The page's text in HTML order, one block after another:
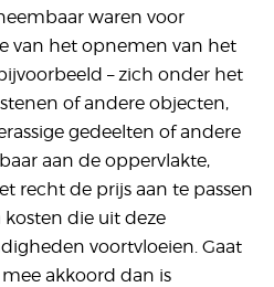
waren voor
van het opnemen van het
– zich onder het
of andere objecten,
gedeelten of andere
aan de oppervlakte,
recht de prijs aan te passen
die uit deze
voortvloeien. Gaat
akkoord dan is